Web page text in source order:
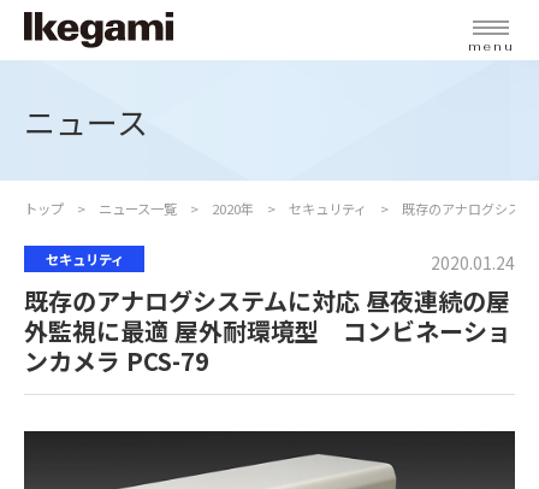
menu
ニュース
トップ ニュース一覧 2020年 セキュリティ 既存のアナログシス
セキュリティ 2020.01.24
既存のアナログシステムに対応 昼夜連続の屋
外監視に最適 屋外耐環境型 コンビネーショ
ンカメラ PCS-79